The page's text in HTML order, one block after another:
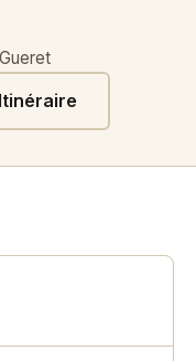
Gueret
Itinéraire